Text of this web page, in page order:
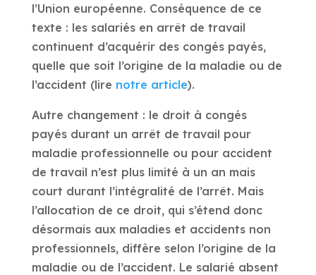
l’Union européenne. Conséquence de ce
texte : les salariés en arrêt de travail
continuent d’acquérir des congés payés,
quelle que soit l’origine de la maladie ou de
l’accident (lire notre article).
Autre changement : le droit à congés
payés durant un arrêt de travail pour
maladie professionnelle ou pour accident
de travail n’est plus limité à un an mais
court durant l’intégralité de l’arrêt. Mais
l’allocation de ce droit, qui s’étend donc
désormais aux maladies et accidents non
professionnels, diffère selon l’origine de la
maladie ou de l’accident. Le salarié absent